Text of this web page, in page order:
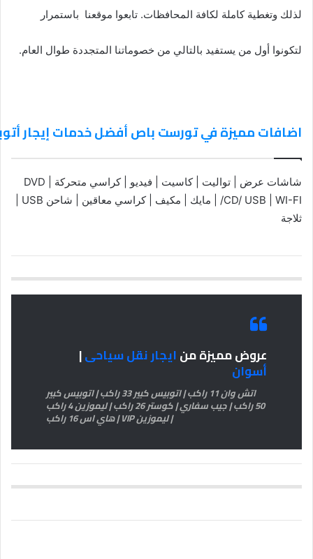
لذلك وتغطية كاملة لكافة المحافظات. تابعوا موقعنا باستمرار
لتكونوا أول من يستفيد بالتالي من خصوماتنا المتجددة طوال العام.
اضافات مميزة في تورست باص أفضل خدمات إيجار
شاشات عرض | تواليت | كاسيت | فيديو | كراسي متحركة | DVD
ثلاجة
عروض مميزة منايجار نقل سياحى|
أسوان
اتش وان 11 راكب | اتوبيس كبير 33 راكب | اتوبيس كبير
50 راكب | جيب سفاري | كوستر 26 راكب | ليموزين 4 راكب
| ليموزين VIP | هاي اس 16 راكب